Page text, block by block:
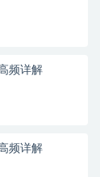
频详解
频详解